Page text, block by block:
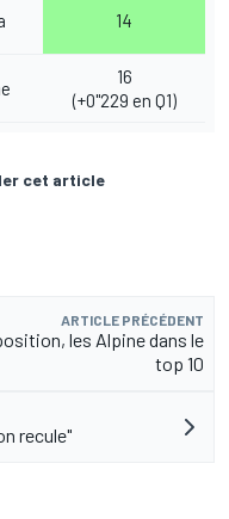
14
16
(+0"229 en Q1)
cet article
ARTICLE PRÉCÉDENT
les Alpine dans le
top 10
recule"